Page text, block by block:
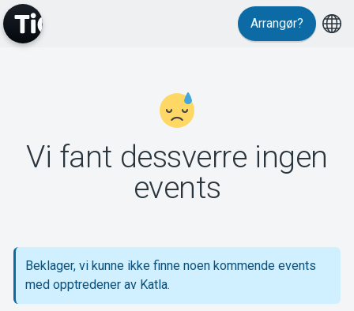
Support
Om Tickster
Arrangør?
Vi fant dessverre ingen
events
Beklager, vi kunne ikke finne noen kommende events
med opptredener av Katla.